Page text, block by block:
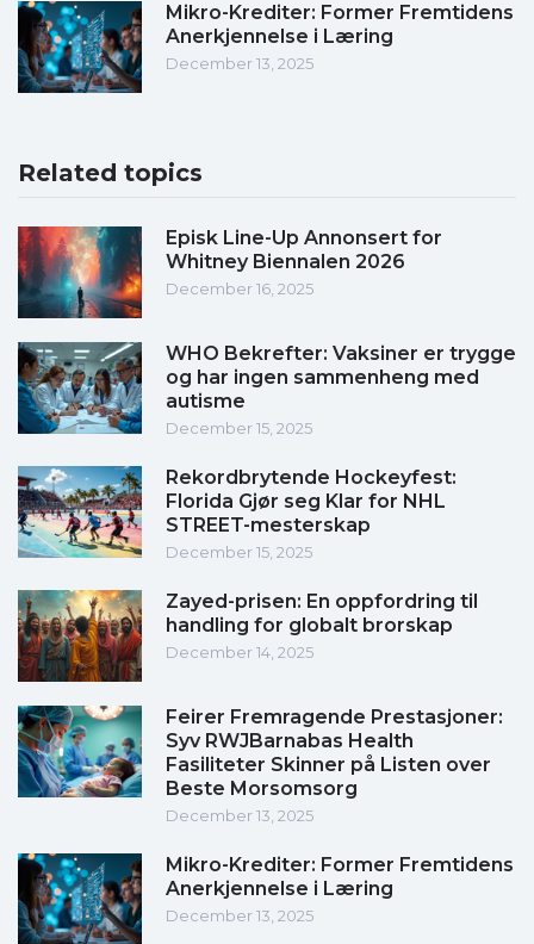
Mikro-Krediter: Former Fremtidens
Anerkjennelse i Læring
December 13, 2025
Related topics
Episk Line-Up Annonsert for
Whitney Biennalen 2026
December 16, 2025
WHO Bekrefter: Vaksiner er trygge
og har ingen sammenheng med
autisme
December 15, 2025
Rekordbrytende Hockeyfest:
Florida Gjør seg Klar for NHL
STREET-mesterskap
December 15, 2025
Zayed-prisen: En oppfordring til
handling for globalt brorskap
December 14, 2025
Feirer Fremragende Prestasjoner:
Syv RWJBarnabas Health
Fasiliteter Skinner på Listen over
Beste Morsomsorg
December 13, 2025
Mikro-Krediter: Former Fremtidens
Anerkjennelse i Læring
December 13, 2025